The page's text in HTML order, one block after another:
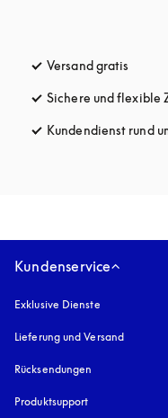
Versand gratis
Sichere und flexible
Kundendienst rund
Kundenservice
Exklusive Dienste
Lieferung und Versand
Rücksendungen
Produktsupport